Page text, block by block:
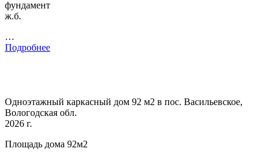
фундамент
ж.б.
…
Подробнее
Одноэтажный каркасный дом 92 м2 в пос. Васильевское,
Вологодская обл.
2026 г.
Площадь дома 92м2